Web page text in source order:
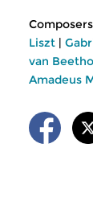
Liszt |
van
Amadeus